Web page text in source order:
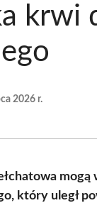
krwi
2026 r.
który uległ